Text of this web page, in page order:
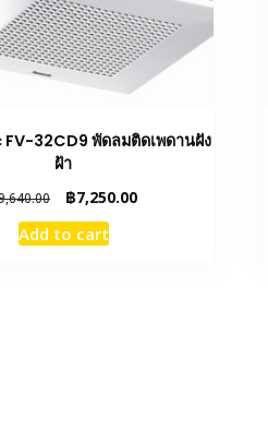
32CD9 พัดลมติดเพดานฝัง
ฝ้า
Original
price
was:
฿7,250.00Current
Add to cart